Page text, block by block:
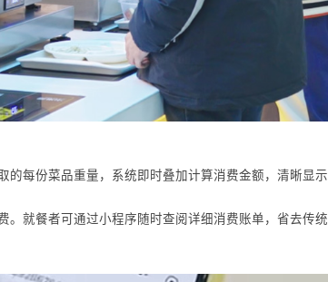
的每份菜品重量，系统即时叠加计算消费金额，清晰显示
。就餐者可通过小程序随时查阅详细消费账单，省去传统